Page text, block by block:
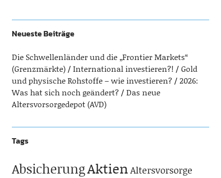
Neueste Beiträge
Die Schwellenländer und die „Frontier Markets“
(Grenzmärkte)
International investieren?!
Gold
und physische Rohstoffe – wie investieren?
2026:
Was hat sich noch geändert?
Das neue
Altersvorsorgedepot (AVD)
Tags
AbsicherungAktienAltersvorsorge